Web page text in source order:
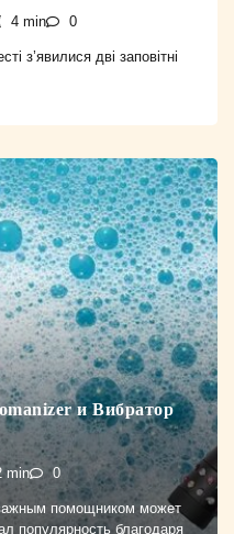
4 min 0
з’явилися дві заповітні
и Вибратор
min 0
помощником может
популярность благодаря